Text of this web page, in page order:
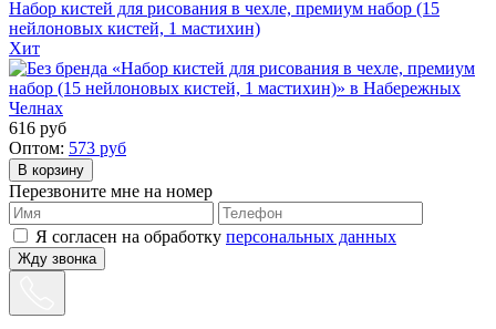
Набор кистей для рисования в чехле, премиум набор (15
нейлоновых кистей, 1 мастихин)
Хит
616 руб
Оптом: 573 руб
Перезвоните мне на номер
Я согласен на обработку персональных данных
Жду звонка